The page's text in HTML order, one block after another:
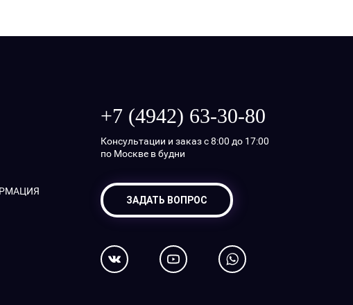
+7 (4942) 63-30-80
Консультации и заказ с 8:00 до 17:00
по Москве в будни
ЗАДАТЬ ВОПРОС